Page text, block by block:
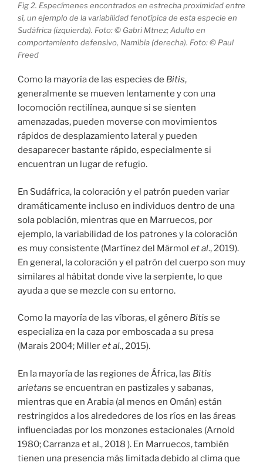
Fig 2. Especímenes encontrados en estrecha proximidad entre
sí, un ejemplo de la variabilidad fenotípica de esta especie en
Sudáfrica (izquierda). Foto: © Gabri Mtnez; Adulto en
comportamiento defensivo, Namibia (derecha). Foto: © Paul
Freed
Como la mayoría de las especies de Bitis,
generalmente se mueven lentamente y con una
locomoción rectilínea, aunque si se sienten
amenazadas, pueden moverse con movimientos
rápidos de desplazamiento lateral y pueden
desaparecer bastante rápido, especialmente si
encuentran un lugar de refugio.
En Sudáfrica, la coloración y el patrón pueden variar
dramáticamente incluso en individuos dentro de una
sola población, mientras que en Marruecos, por
ejemplo, la variabilidad de los patrones y la coloración
es muy consistente (Martínez del Mármol et al., 2019).
En general, la coloración y el patrón del cuerpo son muy
similares al hábitat donde vive la serpiente, lo que
ayuda a que se mezcle con su entorno.
Como la mayoría de las víboras, el género Bitis se
especializa en la caza por emboscada a su presa
(Marais 2004; Milleret al., 2015).
En la mayoría de las regiones de África, las Bitis
arietans se encuentran en pastizales y sabanas,
mientras que en Arabia (al menos en Omán) están
restringidos a los alrededores de los ríos en las áreas
influenciadas por los monzones estacionales (Arnold
1980; Carranza et al., 2018 ). En Marruecos, también
tienen una presencia más limitada debido al clima que